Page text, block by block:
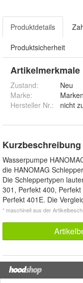
Produktdetails
Produktsicherheit
Artikelmerkmale
Zustand:
Neu
Marke:
Hersteller Nr.:
nicht
Kurzbeschreibung
Wasserpumpe
die HANOMAG
Die Schleppertypen
301, Perfekt 400,
Perfekt 401E. Die
* maschinell aus der